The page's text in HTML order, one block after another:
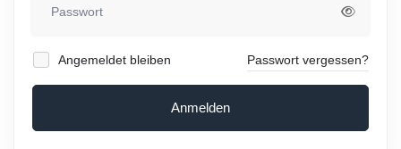
Angemeldet bleiben Passwort vergessen?
Anmelden